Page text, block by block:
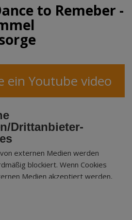
to Remeber -
ein Youtube video
Drittanbieter-
externen Medien werden
blockiert. Wenn Cookies
Medien akzeptiert werden,